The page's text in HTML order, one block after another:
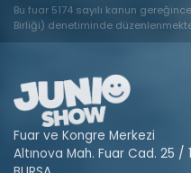
Bu fuar 5174 sayılı kanun
Birliği) denetiminde
Fuar ve Kongre Merkezi
Altınova Mah. Fuar Cad. 25 /